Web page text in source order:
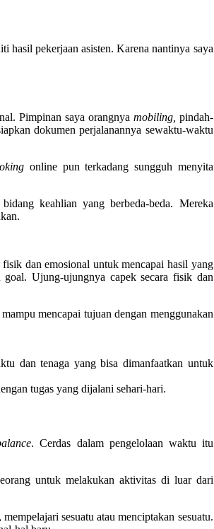
hasil pekerjaan asisten. Karena nantinya saya
Pimpinan saya orangnya mobiling, pindah-
dokumen perjalanannya sewaktu-waktu
online pun terkadang sungguh menyita
keahlian yang berbeda-beda. Mereka
dan emosional untuk mencapai hasil yang
Ujung-ujungnya capek secara fisik dan
mencapai tujuan dengan menggunakan
dan tenaga yang bisa dimanfaatkan untuk
tugas yang dijalani sehari-hari.
. Cerdas dalam pengelolaan waktu itu
untuk melakukan aktivitas di luar dari
sesuatu atau menciptakan sesuatu.